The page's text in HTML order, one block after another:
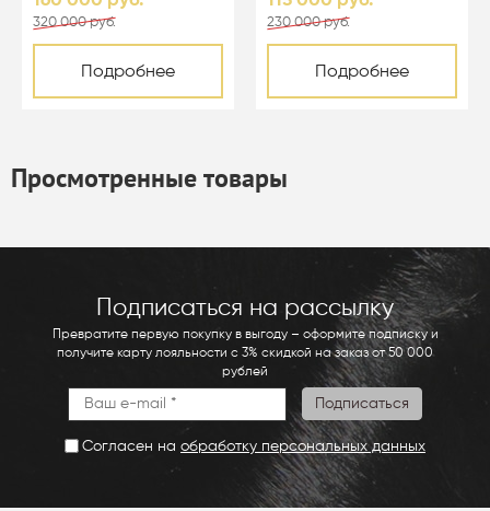
320 000 руб.
Подробнее
аврора - 01087
230 000 руб.
Подробнее
Просмотренные товары
Подписаться на рассылку
Превратите первую покупку в выгоду – оформите подписку и
получите карту лояльности с 3% скидкой на заказ от 50 000
рублей
Согласен на обработку персональных данных